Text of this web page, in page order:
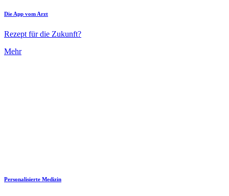
Die App vom Arzt
Rezept für die Zukunft?
Mehr
Personalisierte Medizin